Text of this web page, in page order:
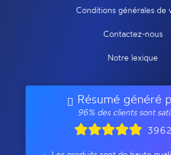
Conditions générales de
Contactez-nous
Notre lexique
Résumé généré
96% des clients sont